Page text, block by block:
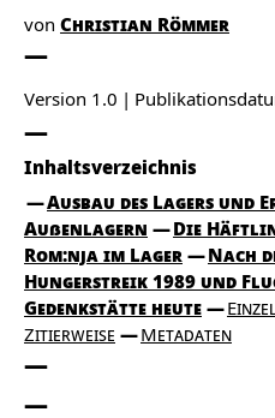
von Christian Römmer
Version 1.0
Inhaltsverzeichnis
Ausbau des Lagers und
Außenlagern
Die
Rom:nja im Lager
Nach
Hungerstreik 1989 und
Gedenkstätte heute
Zitierweise
Metadaten